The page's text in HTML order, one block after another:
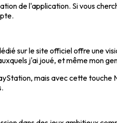
de l'application. Si vous
sur le site officiel offre une
j'ai joué, et même mon
mais avec cette touche